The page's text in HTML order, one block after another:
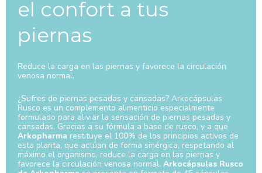
el confort a tus
piernas
Reduce la carga en las piernas y favorece la circulación
venosa normal.
¿Sufres de piernas pesadas y cansadas? Arkocápsulas
Rusco es un complemento alimenticio especialmente
formulado para aliviar la sensación de piernas pesadas y
cansadas. Gracias a su fórmula a base de rusco, y a que
Arkopharma restituye el 100% de los principios activos de
esta planta, que actúan de forma sinérgica, respetando al
máximo el organismo, reduce la carga en las piernas y
favorece la circulación venosa normal. Arkocápsulas Rusco